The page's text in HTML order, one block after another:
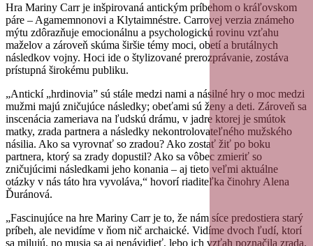
Hra Mariny Carr je inšpirovaná antickým príbehom o kráľovskom
páre – Agamemnonovi a Klytaimnéstre. Carrovej verzia známeho
mýtu zdôrazňuje emocionálnu a psychologickú rovinu vzťahu
maželov a zároveň skúma širšie témy moci, obetí a brutálnych
následkov vojny. Hoci ide o štylizované prerozprávanie, zostáva
prístupná širokému publiku.
„Antickí „hrdinovia” sú stále medzi nami a násilné hry o moc medzi
mužmi majú zničujúce následky; obeťami sú ženy a deti. Zároveň sa
inscenácia zameriava na ľudskú drámu, v jadre ktorej je smútok
matky, zrada partnera a následky nekontrolovateľného mužského
násilia. Ako sa vyrovnať so zradou? Ako zostať žiť po boku
partnera, ktorý sa zrady dopustil? Ako sa vôbec zmieriť so
zničujúcimi následkami jeho konania – aj tieto veľmi aktuálne
otázky v nás táto hra vyvoláva,“ hovorí riaditeľka činohry Alena
Ďuránová.
„Fascinujúce na hre Mariny Carr je to, že nám síce predostiera starý
príbeh, ale nevidíme v ňom nič archaické. Vidíme dvoch ľudí, ktorí
sa milujú, no musia sa aj nenávidieť, lebo ich vzťah poznačila zrada.